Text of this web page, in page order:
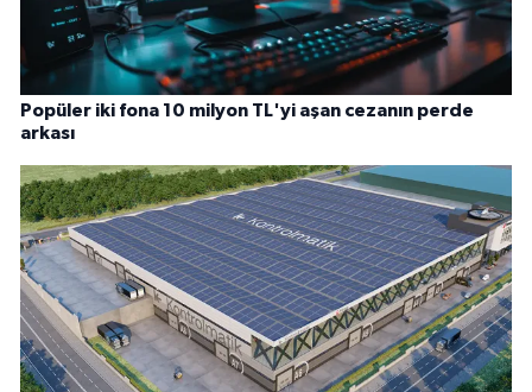
Popüler iki fona 10 milyon TL'yi aşan cezanın perde
arkası